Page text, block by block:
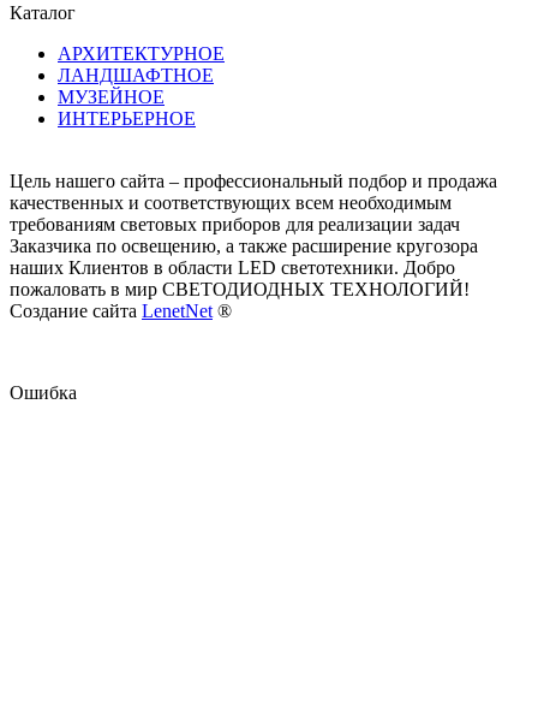
Каталог
АРХИТЕКТУРНОЕ
ЛАНДШАФТНОЕ
МУЗЕЙНОЕ
ИНТЕРЬЕРНОЕ
Цель нашего сайта – профессиональный подбор и продажа
качественных и соответствующих всем необходимым
требованиям световых приборов для реализации задач
Заказчика по освещению, а также расширение кругозора
наших Клиентов в области LED светотехники. Добро
пожаловать в мир СВЕТОДИОДНЫХ ТЕХНОЛОГИЙ!
Создание сайта LenetNet ®
Ошибка